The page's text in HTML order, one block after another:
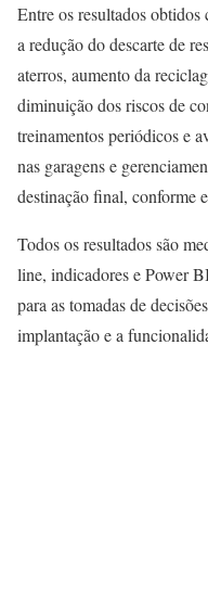
Entre os resultados
a redução do descarte de
aterros, aumento da
diminuição dos riscos de
treinamentos periódicos e
nas garagens e
destinação final, conforme
Todos os resultados são
line, indicadores e Power
para as tomadas de
implantação e a